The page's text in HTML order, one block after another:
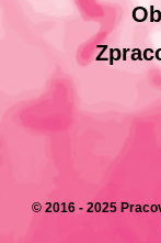
© 2016 - 2025